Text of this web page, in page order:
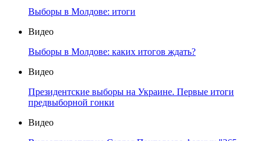
Выборы в Молдове: итоги
Видео
Выборы в Молдове: каких итогов ждать?
Видео
Президентские выборы на Украине. Первые итоги
предвыборной гонки
Видео